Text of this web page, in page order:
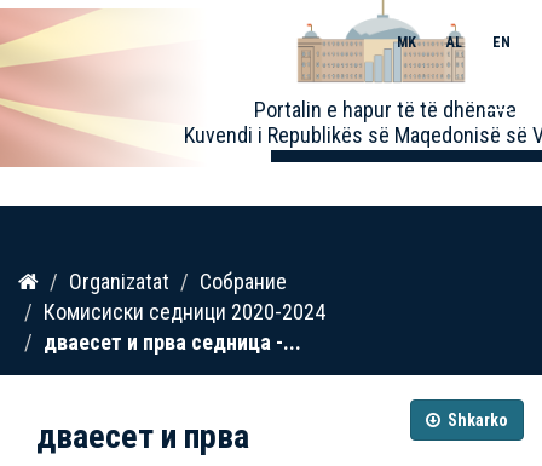
Kalo
përmbajtja
Portalin e hapur të të dhënave
Kuvendi i Republikës së Maqedonisë së
MK AL EN
Toggle
Organizatat
Собрание
Комисиски седници 2020-2024
дваесет и прва седница -...
Shkarko
дваесет и прва